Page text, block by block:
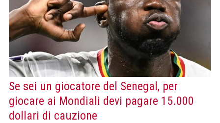
Se sei un giocatore del Senegal, per
giocare ai Mondiali devi pagare 15.000
dollari di cauzione